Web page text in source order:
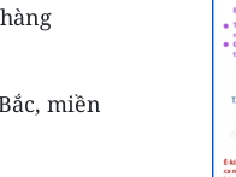
miền